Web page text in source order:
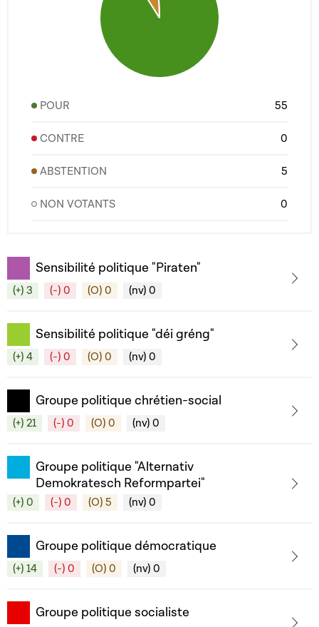
POUR 55
CONTRE 0
ABSTENTION 5
NON VOTANTS 0
Sensibilité politique "Piraten"
(+) 3 (-) 0 (O) 0 (nv) 0
Sensibilité politique "déi gréng"
(+) 4 (-) 0 (O) 0 (nv) 0
Groupe politique chrétien-social
(+) 21 (-) 0 (O) 0 (nv) 0
Groupe politique "Alternativ
Demokratesch Reformpartei"
(+) 0 (-) 0 (O) 5 (nv) 0
Groupe politique démocratique
(+) 14 (-) 0 (O) 0 (nv) 0
Groupe politique socialiste